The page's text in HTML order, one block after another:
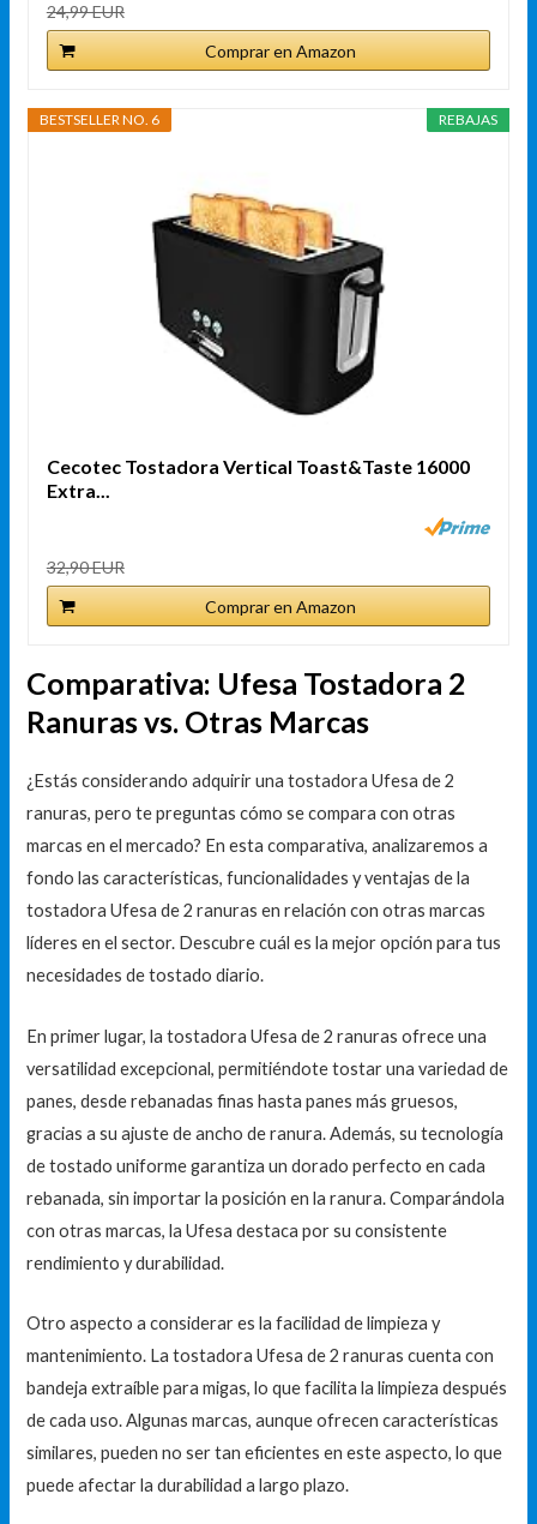
24,99 EUR
Comprar en Amazon
REBAJAS
BESTSELLER NO. 6
Cecotec Tostadora Vertical Toast&Taste 16000
Extra...
32,90 EUR
Comprar en Amazon
Comparativa: Ufesa Tostadora 2
Ranuras vs. Otras Marcas
¿Estás considerando adquirir una tostadora Ufesa de 2
ranuras, pero te preguntas cómo se compara con otras
marcas en el mercado? En esta comparativa, analizaremos a
fondo las características, funcionalidades y ventajas de la
tostadora Ufesa de 2 ranuras en relación con otras marcas
líderes en el sector. Descubre cuál es la mejor opción para tus
necesidades de tostado diario.
En primer lugar, la tostadora Ufesa de 2 ranuras ofrece una
versatilidad excepcional, permitiéndote tostar una variedad de
panes, desde rebanadas finas hasta panes más gruesos,
gracias a su ajuste de ancho de ranura. Además, su tecnología
de tostado uniforme garantiza un dorado perfecto en cada
rebanada, sin importar la posición en la ranura. Comparándola
con otras marcas, la Ufesa destaca por su consistente
rendimiento y durabilidad.
Otro aspecto a considerar es la facilidad de limpieza y
mantenimiento. La tostadora Ufesa de 2 ranuras cuenta con
bandeja extraíble para migas, lo que facilita la limpieza después
de cada uso. Algunas marcas, aunque ofrecen características
similares, pueden no ser tan eficientes en este aspecto, lo que
puede afectar la durabilidad a largo plazo.